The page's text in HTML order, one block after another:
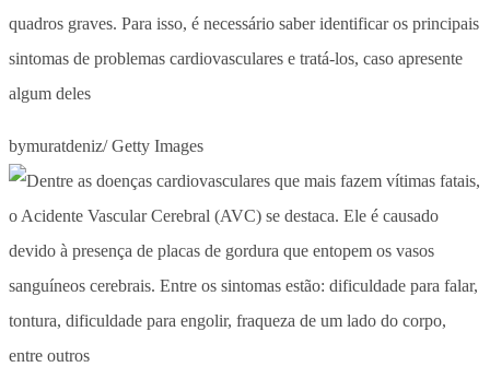
quadros graves. Para isso, é necessário saber identificar os principais
sintomas de problemas cardiovasculares e tratá-los, caso apresente
algum deles
bymuratdeniz/ Getty Images